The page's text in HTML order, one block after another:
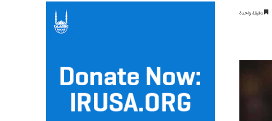
دقيقة واحدة